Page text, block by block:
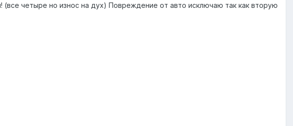
(все четыре но износ на дух) Повреждение от авто исключаю так как вторую